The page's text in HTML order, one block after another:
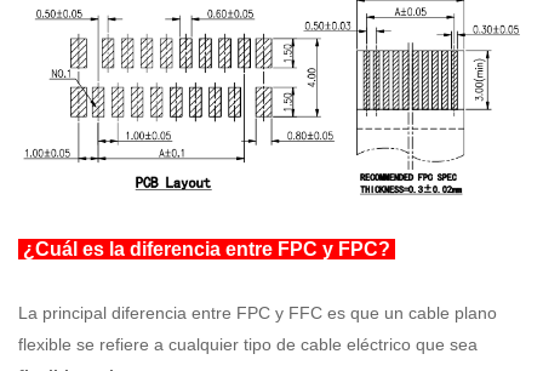
¿Cuál es la diferencia entre FPC y FPC?
La principal diferencia entre FPC y FFC es que un cable plano
flexible se refiere a cualquier tipo de cable eléctrico que sea